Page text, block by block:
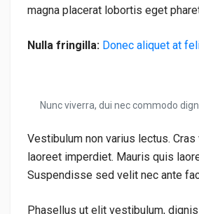
magna placerat lobortis eget
Nulla fringilla: Donec aliquet at
Nunc viverra, dui nec commodo
Vestibulum non varius lectus.
laoreet imperdiet. Mauris quis
Suspendisse sed velit nec ante
Phasellus ut elit vestibulum,